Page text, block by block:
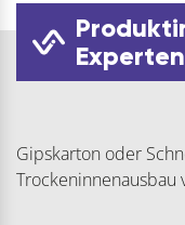
Gipskarton oder
Trockeninnenausbau